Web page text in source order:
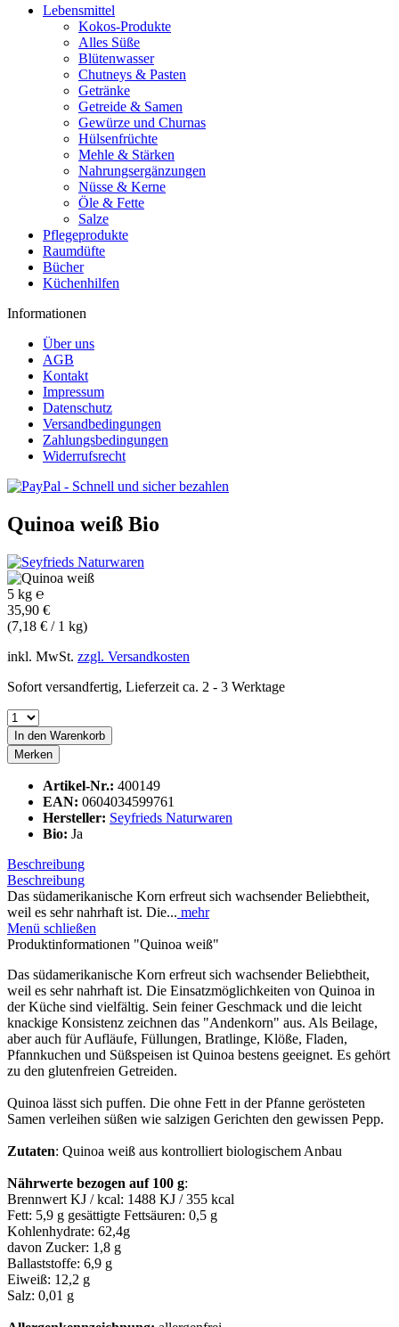
Lebensmittel
Kokos-Produkte
Alles Süße
Blütenwasser
Chutneys & Pasten
Getränke
Getreide & Samen
Gewürze und Churnas
Hülsenfrüchte
Mehle & Stärken
Nahrungsergänzungen
Nüsse & Kerne
Öle & Fette
Salze
Pflegeprodukte
Raumdüfte
Bücher
Küchenhilfen
Informationen
Über uns
AGB
Kontakt
Impressum
Datenschutz
Versandbedingungen
Zahlungsbedingungen
Widerrufsrecht
Quinoa weiß Bio
5 kg ℮
35,90 €
(7,18 € / 1 kg)
inkl. MwSt. zzgl. Versandkosten
Sofort versandfertig, Lieferzeit ca. 2 - 3 Werktage
In den Warenkorb
Merken
Artikel-Nr.: 400149
EAN: 0604034599761
Hersteller: Seyfrieds Naturwaren
Bio: Ja
Beschreibung
Beschreibung
Das südamerikanische Korn erfreut sich wachsender Beliebtheit,
weil es sehr nahrhaft ist. Die... mehr
Menü schließen
Produktinformationen "Quinoa weiß"
Das südamerikanische Korn erfreut sich wachsender Beliebtheit,
weil es sehr nahrhaft ist. Die Einsatzmöglichkeiten von Quinoa in
der Küche sind vielfältig. Sein feiner Geschmack und die leicht
knackige Konsistenz zeichnen das "Andenkorn" aus. Als Beilage,
aber auch für Aufläufe, Füllungen, Bratlinge, Klöße, Fladen,
Pfannkuchen und Süßspeisen ist Quinoa bestens geeignet. Es gehört
zu den glutenfreien Getreiden.
Quinoa lässt sich puffen. Die ohne Fett in der Pfanne gerösteten
Samen verleihen süßen wie salzigen Gerichten den gewissen Pepp.
Zutaten: Quinoa weiß aus kontrolliert biologischem Anbau
Nährwerte bezogen auf 100 g:
Brennwert KJ / kcal: 1488 KJ / 355 kcal
Fett: 5,9 g gesättigte Fettsäuren: 0,5 g
Kohlenhydrate: 62,4g
davon Zucker: 1,8 g
Ballaststoffe: 6,9 g
Eiweiß: 12,2 g
Salz: 0,01 g